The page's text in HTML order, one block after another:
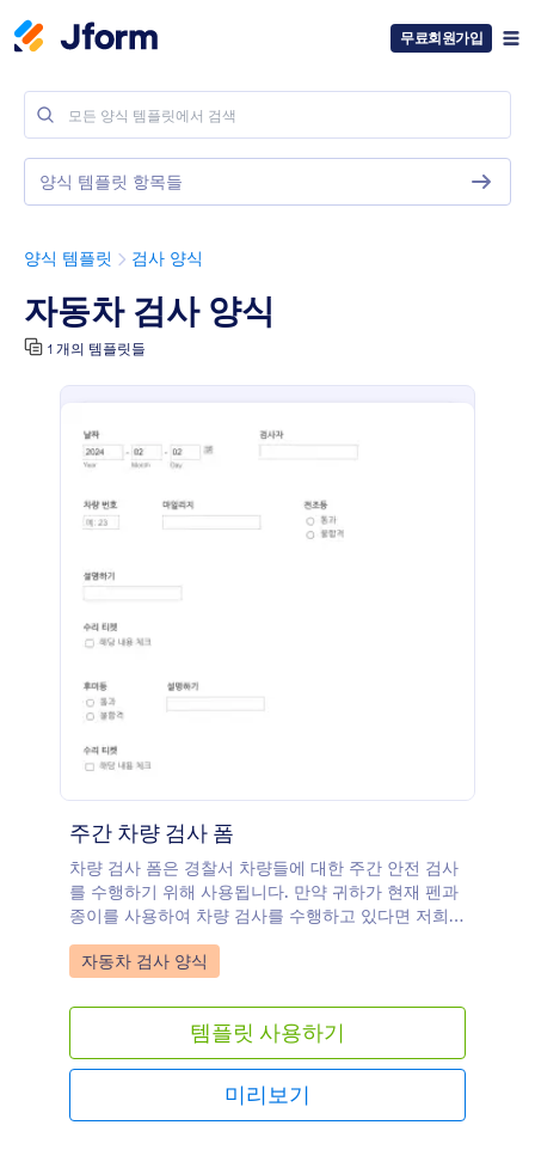
무료회원가입
양식 템플릿 검사 양식
자동차 검사 양식
1 개의 템플릿들
주간 차량 검사 폼
차량 검사 폼은 경찰서 차량들에 대한 주간 안전 검사
를 수행하기 위해 사용됩니다. 만약 귀하가 현재 펜과
종이를 사용하여 차량 검사를 수행하고 있다면 저희의
온라인 차량 검사폼으로 디지털로 전환해서 검사 과정
을 신속하게 만드세요. 날짜, 차량 번호 및 마일리지를
확인리스트를 검토해 보세요. 귀하는 모든 컴퓨터, 태
블릿 또는 스마트폰에서 폼을 작성할 수 있으며 모든
제출사항들은 Jform의 온라인 계정에 안전하게 저장
됩니다 - 그리고 그것들은 귀하와 팀에 의해서 쉽게 열
람될 수 있습니다. 더 나아가 귀하의 사무실 기록들을
Go to Category:
자동차 검사 양식
템플릿 사용하기
미리보기
양식 템플릿 항목들